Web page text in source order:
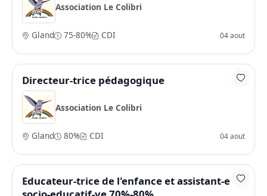
Association Le Colibri
Gland 75-80% CDI 04 aout
Directeur-trice pédagogique
Association Le Colibri
Gland 80% CDI 04 aout
Educateur-trice de l'enfance et assistant-e